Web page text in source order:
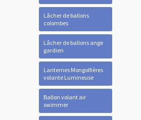
Lâcher de ballons
colombes
Lâcher de ballons ange
gardien
Lanternes Mongolfières
volante Lumineuse
Ballon volant air
swimmer